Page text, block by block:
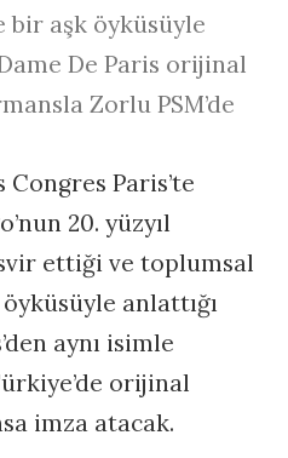
bir aşk öyküsüyle
De Paris orijinal
Zorlu PSM’de
Congres Paris’te
20. yüzyıl
ettiği ve toplumsal
anlattığı
aynı isimle
orijinal
imza atacak.